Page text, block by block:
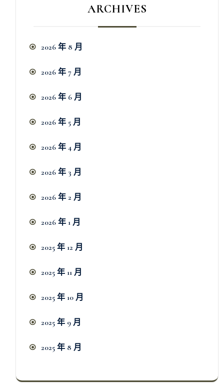
ARCHIVES
2026 年 8 月
2026 年 7 月
2026 年 6 月
2026 年 5 月
2026 年 4 月
2026 年 3 月
2026 年 2 月
2026 年 1 月
2025 年 12 月
2025 年 11 月
2025 年 10 月
2025 年 9 月
2025 年 8 月